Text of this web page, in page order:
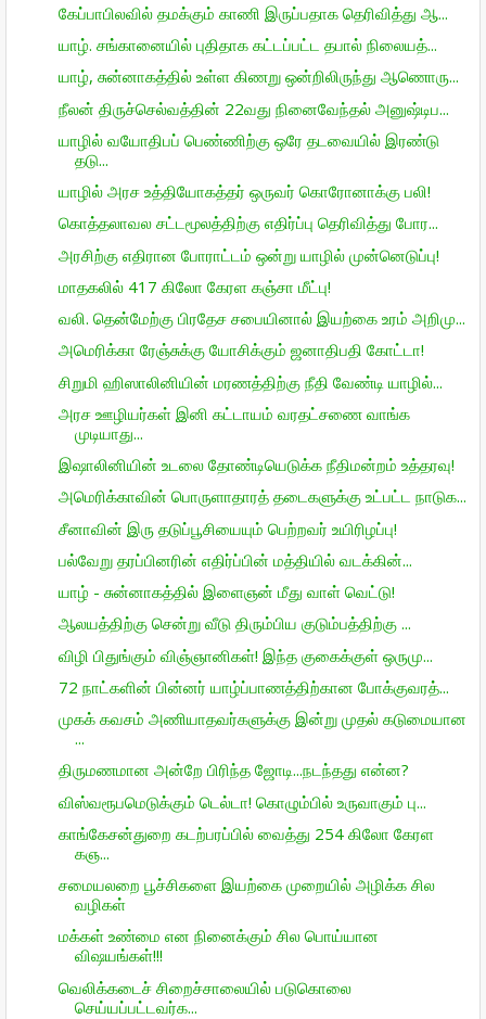
கேப்பாபிலவில் தமக்கும் காணி இருப்பதாக தெரிவித்து ஆ...
யாழ். சங்கானையில் புதிதாக கட்டப்பட்ட தபால் நிலையத்...
யாழ், சுன்னாகத்தில் உள்ள கிணறு ஒன்றிலிருந்து ஆணொரு...
நீலன் திருச்செல்வத்தின் 22வது நினைவேந்தல் அனுஷ்டிப...
யாழில் வயோதிபப் பெண்ணிற்கு ஒரே தடவையில் இரண்டு
தடு...
யாழில் அரச உத்தியோகத்தர் ஒருவர் கொரோனாக்கு பலி!
கொத்தலாவல சட்டமூலத்திற்கு எதிர்ப்பு தெரிவித்து போர...
அரசிற்கு எதிரான போராட்டம் ஒன்று யாழில் முன்னெடுப்பு!
மாதகலில் 417 கிலோ கேரள கஞ்சா மீட்பு!
வலி. தென்மேற்கு பிரதேச சபையினால் இயற்கை உரம் அறிமு...
அமெரிக்கா ரேஞ்சுக்கு யோசிக்கும் ஜனாதிபதி கோட்டா!
சிறுமி ஹிஸாலினியின் மரணத்திற்கு நீதி வேண்டி யாழில்...
அரச ஊழியர்கள் இனி கட்டாயம் வரதட்சணை வாங்க
முடியாது...
இஷாலினியின் உடலை தோண்டியெடுக்க நீதிமன்றம் உத்தரவு!
அமெரிக்காவின் பொருளாதாரத் தடைகளுக்கு உட்பட்ட நாடுக...
சீனாவின் இரு தடுப்பூசியையும் பெற்றவர் உயிரிழப்பு!
பல்வேறு தரப்பினரின் எதிர்ப்பின் மத்தியில் வடக்கின்...
யாழ் - சுன்னாகத்தில் இளைஞன் மீது வாள் வெட்டு!
ஆலயத்திற்கு சென்று வீடு திரும்பிய குடும்பத்திற்கு ...
விழி பிதுங்கும் விஞ்ஞானிகள்! இந்த குகைக்குள் ஒருமு...
72 நாட்களின் பின்னர் யாழ்ப்பாணத்திற்கான போக்குவரத்...
முகக் கவசம் அணியாதவர்களுக்கு இன்று முதல் கடுமையான
...
திருமணமான அன்றே பிரிந்த ஜோடி...நடந்தது என்ன?
விஸ்வரூபமெடுக்கும் டெல்டா! கொழும்பில் உருவாகும் பு...
காங்கேசன்துறை கடற்பரப்பில் வைத்து 254 கிலோ கேரள
கஞ...
சமையலறை பூச்சிகளை இயற்கை முறையில் அழிக்க சில
வழிகள்
மக்கள் உண்மை என நினைக்கும் சில பொய்யான
விஷயங்கள்!!!
வெலிக்கடைச் சிறைச்சாலையில் படுகொலை
செய்யப்பட்டவர்க...